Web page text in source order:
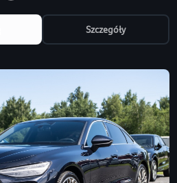
Szczegóły